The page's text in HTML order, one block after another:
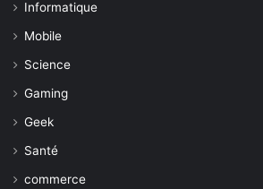
Informatique
Mobile
Science
Gaming
Geek
Santé
commerce